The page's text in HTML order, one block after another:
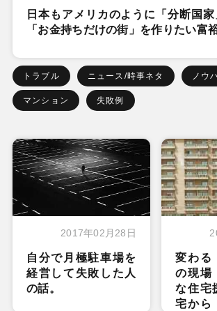
日本もアメリカのように「分断国
「お金持ちだけの街」を作りたい富
トラブル ニュース/時事ネタ ノウ
マンション 失敗例
2017年02月28日
自分で月極駐車場を
経営して失敗した人
の話。
変わる
の現場
な住宅
宅から